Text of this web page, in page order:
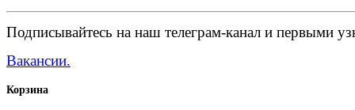
Подписывайтесь на наш телеграм-канал и первыми
Вакансии.
Корзина